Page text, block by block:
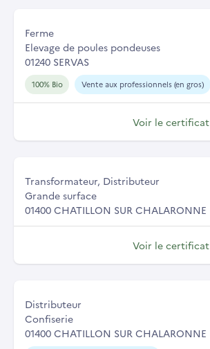
Ferme
Elevage de poules pondeuses
01240 SERVAS
100% Bio Vente aux professionnels (en gros)
Voir le certificat
Transformateur, Distributeur
Grande surface
01400 CHATILLON SUR CHALARONNE
Voir le certificat
Distributeur
Confiserie
01400 CHATILLON SUR CHALARONNE